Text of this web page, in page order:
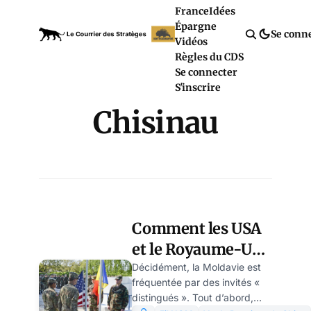
FranceIdées
Épargne
Vidéos
Règles du CDS
Se connecter
S'inscrire
Se
Chisinau
Comment les USA
et le Royaume-Uni
poussent la
Moldavie à la
Décidément, la Moldavie est
fréquentée par des invités «
distingués ». Tout d’abord,